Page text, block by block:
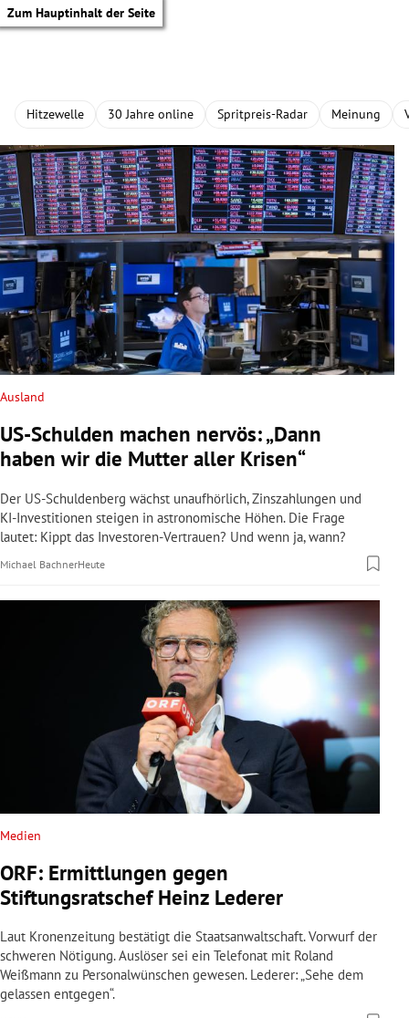
Zum Hauptinhalt der Seite
Untermenü
Untermenü
Untermenü
Untermenü
Untermenü
Untermenü
Untermenü
Hitzewelle 30 Jahre online Spritpreis-Radar Meinung
Ausland
US-Schulden machen nervös: „Dann
haben wir die Mutter aller Krisen“
Der US-Schuldenberg wächst unaufhörlich, Zinszahlungen und
KI-Investitionen steigen in astronomische Höhen. Die Frage
lautet: Kippt das Investoren-Vertrauen? Und wenn ja, wann?
Michael BachnerHeute
Medien
ORF: Ermittlungen gegen
Stiftungsratschef Heinz Lederer
Laut Kronenzeitung bestätigt die Staatsanwaltschaft. Vorwurf der
schweren Nötigung. Auslöser sei ein Telefonat mit Roland
Weißmann zu Personalwünschen gewesen. Lederer: „Sehe dem
gelassen entgegen“.